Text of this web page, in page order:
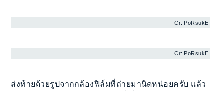
Cr: PoRsukE
Cr: PoRsukE
ส่งท้ายด้วยรูปจากกล้องฟิล์มที่ถ่ายมานิดหน่อยครับ แล้ว